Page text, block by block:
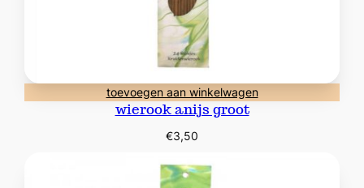
toevoegen aan winkelwagen
wierook anijs groot
€3,50